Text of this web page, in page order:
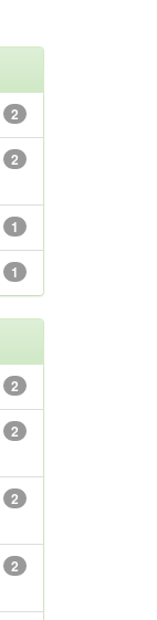
2
2
1
1
2
2
2
2